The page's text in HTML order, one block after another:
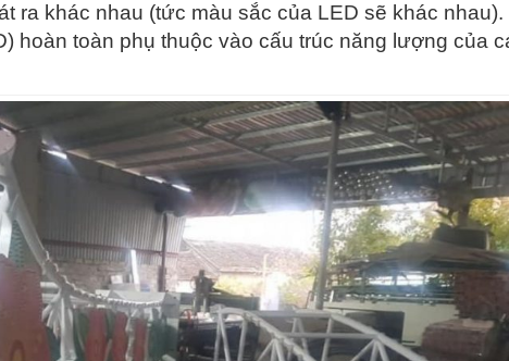
ra khác nhau (tức màu sắc của LED sẽ khác
hoàn toàn phụ thuộc vào cấu trúc năng lượng của